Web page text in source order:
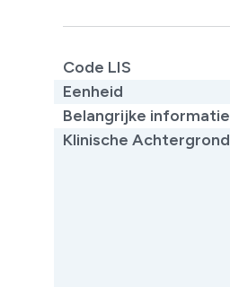
Code LIS
Eenheid
Belangrijke informatie
Klinische Achtergrond